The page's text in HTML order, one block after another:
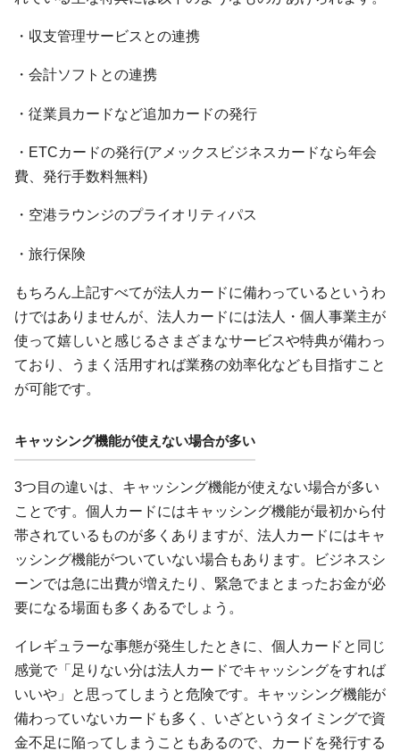
・収支管理サービスとの連携
・会計ソフトとの連携
・従業員カードなど追加カードの発行
・ETCカードの発行(アメックスビジネスカードなら年会
費、発行手数料無料)
・空港ラウンジのプライオリティパス
・旅行保険
もちろん上記すべてが法人カードに備わっているというわ
けではありませんが、法人カードには法人・個人事業主が
使って嬉しいと感じるさまざまなサービスや特典が備わっ
ており、うまく活用すれば業務の効率化なども目指すこと
が可能です。
キャッシング機能が使えない場合が多い
3つ目の違いは、キャッシング機能が使えない場合が多い
ことです。個人カードにはキャッシング機能が最初から付
帯されているものが多くありますが、法人カードにはキャ
ッシング機能がついていない場合もあります。ビジネスシ
ーンでは急に出費が増えたり、緊急でまとまったお金が必
要になる場面も多くあるでしょう。
イレギュラーな事態が発生したときに、個人カードと同じ
感覚で「足りない分は法人カードでキャッシングをすれば
いいや」と思ってしまうと危険です。キャッシング機能が
備わっていないカードも多く、いざというタイミングで資
金不足に陥ってしまうこともあるので、カードを発行する